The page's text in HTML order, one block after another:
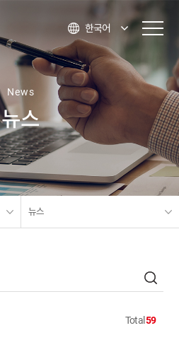
한국어
News
뉴스
뉴스
Total59